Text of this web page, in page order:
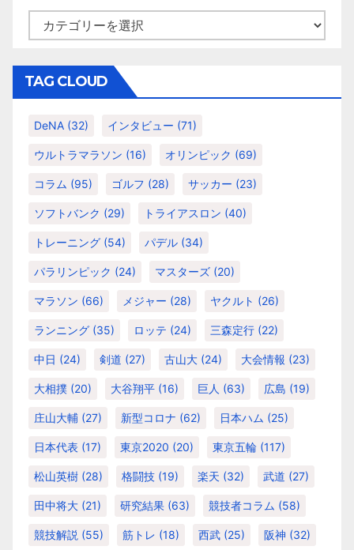
テ
リ
ー
TAG CLOUD
DeNA (32) インタビュー (71)
ウルトラマラソン (16) オリンピック (69)
コラム (95) ゴルフ (28) サッカー (23)
ソフトバンク (29) トライアスロン (40)
トレーニング (54) パデル (34)
パラリンピック (24) マスターズ (20)
マラソン (66) メジャー (28) ヤクルト (26)
ランニング (35) ロッテ (24) 三森定行 (22)
中日 (24) 剣道 (27) 古山大 (24) 大会情報 (23)
大相撲 (20) 大谷翔平 (16) 巨人 (63) 広島 (19)
庄山大輔 (27) 新型コロナ (62) 日本ハム (25)
日本代表 (17) 東京2020 (20) 東京五輪 (117)
松山英樹 (28) 格闘技 (19) 楽天 (32) 武道 (27)
田中将大 (21) 研究結果 (63) 競技者コラム (58)
競技解説 (55) 筋トレ (18) 西武 (25) 阪神 (32)